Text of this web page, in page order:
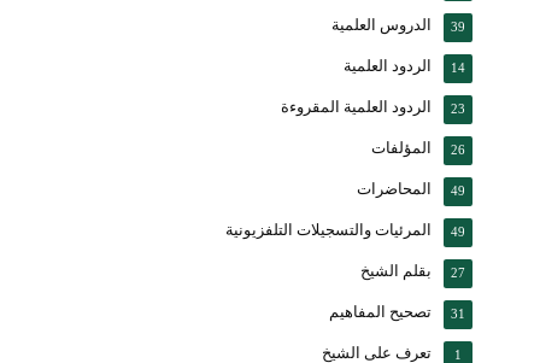
الدروس العلمية 39
الردود العلمية 14
الردود العلمية المقروءة 23
المؤلفات 26
المحاضرات 49
المرئيات والتسجيلات التلفزيونية 49
بقلم الشيخ 27
تصحيح المفاهيم 31
تعرف على الشيخ 1